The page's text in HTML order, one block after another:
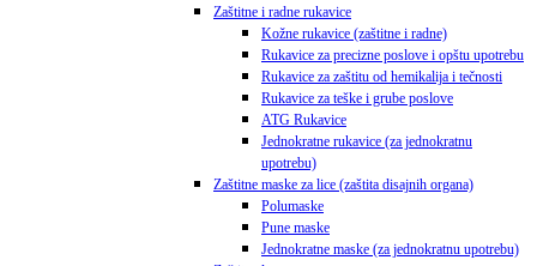
Zaštitne i radne rukavice
Kožne rukavice (zaštitne i radne)
Rukavice za precizne poslove i opštu upotrebu
Rukavice za zaštitu od hemikalija i tečnosti
Rukavice za teške i grube poslove
ATG Rukavice
Jednokratne rukavice (za jednokratnu
upotrebu)
Zaštitne maske za lice (zaštita disajnih organa)
Polumaske
Pune maske
Jednokratne maske (za jednokratnu upotrebu)